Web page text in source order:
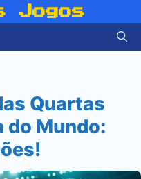
Jogos
Quartas
do Mundo: